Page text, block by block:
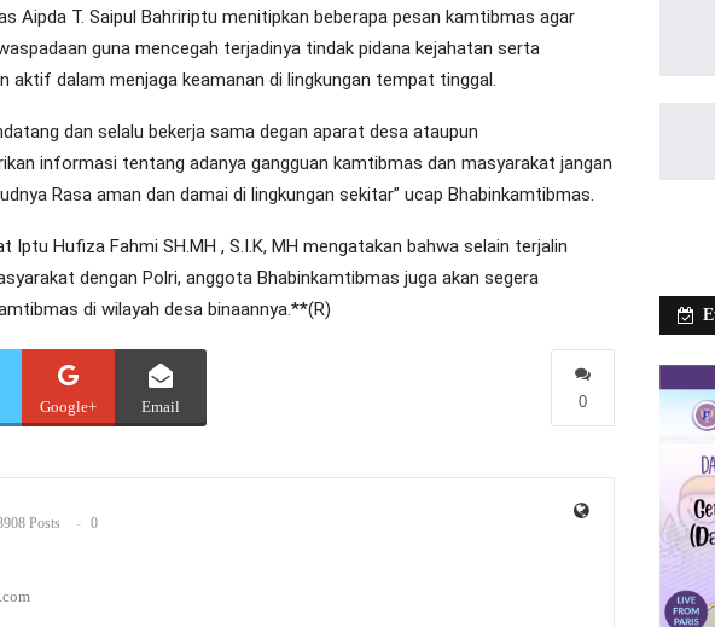
Aipda T. Saipul Bahririptu menitipkan beberapa pesan kamtibmas agar
guna mencegah terjadinya tindak pidana kejahatan serta
aktif dalam menjaga keamanan di lingkungan tempat tinggal.
dan selalu bekerja sama degan aparat desa ataupun
informasi tentang adanya gangguan kamtibmas dan masyarakat jangan
Rasa aman dan damai di lingkungan sekitar” ucap Bhabinkamtibmas.
Iptu Hufiza Fahmi SH.MH , S.I.K, MH mengatakan bahwa selain terjalin
dengan Polri, anggota Bhabinkamtibmas juga akan segera
di wilayah desa binaannya.**(R)
0
Google+ Email
Posts 0